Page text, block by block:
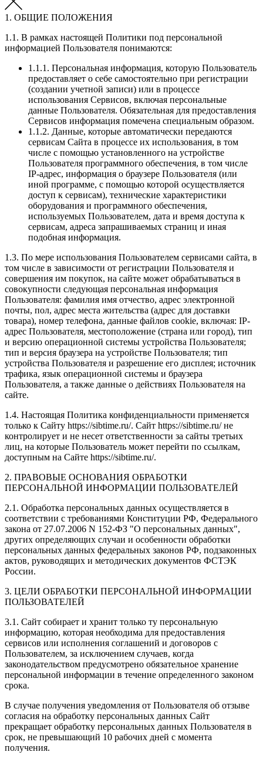
1. ОБЩИЕ ПОЛОЖЕНИЯ
1.1. В рамках настоящей Политики под персональной
информацией Пользователя понимаются:
1.1.1. Персональная информация, которую Пользователь
предоставляет о себе самостоятельно при регистрации
(создании учетной записи) или в процессе
использования Сервисов, включая персональные
данные Пользователя. Обязательная для предоставления
Сервисов информация помечена специальным образом.
1.1.2. Данные, которые автоматически передаются
сервисам Сайта в процессе их использования, в том
числе с помощью установленного на устройстве
Пользователя программного обеспечения, в том числе
IP-адрес, информация о браузере Пользователя (или
иной программе, с помощью которой осуществляется
доступ к сервисам), технические характеристики
оборудования и программного обеспечения,
используемых Пользователем, дата и время доступа к
сервисам, адреса запрашиваемых страниц и иная
подобная информация.
1.3. По мере использования Пользователем сервисами сайта, в
том числе в зависимости от регистрации Пользователя и
совершения им покупок, на сайте может обрабатываться в
совокупности следующая персональная информация
Пользователя: фамилия имя отчество, адрес электронной
почты, пол, адрес места жительства (адрес для доставки
товара), номер телефона, данные файлов cookie, включая: IP-
адрес Пользователя, местоположение (страна или город), тип
и версию операционной системы устройства Пользователя;
тип и версия браузера на устройстве Пользователя; тип
устройства Пользователя и разрешение его дисплея; источник
трафика, язык операционной системы и браузера
Пользователя, а также данные о действиях Пользователя на
сайте.
1.4. Настоящая Политика конфиденциальности применяется
только к Сайту https://sibtime.ru/. Сайт https://sibtime.ru/ не
контролирует и не несет ответственности за сайты третьих
лиц, на которые Пользователь может перейти по ссылкам,
доступным на Сайте https://sibtime.ru/.
2. ПРАВОВЫЕ ОСНОВАНИЯ ОБРАБОТКИ
ПЕРСОНАЛЬНОЙ ИНФОРМАЦИИ ПОЛЬЗОВАТЕЛЕЙ
2.1. Обработка персональных данных осуществляется в
соответствии с требованиями Конституции РФ, Федерального
закона от 27.07.2006 N 152-ФЗ "О персональных данных",
других определяющих случаи и особенности обработки
персональных данных федеральных законов РФ, подзаконных
актов, руководящих и методических документов ФСТЭК
России.
3. ЦЕЛИ ОБРАБОТКИ ПЕРСОНАЛЬНОЙ ИНФОРМАЦИИ
ПОЛЬЗОВАТЕЛЕЙ
3.1. Сайт собирает и хранит только ту персональную
информацию, которая необходима для предоставления
сервисов или исполнения соглашений и договоров с
Пользователем, за исключением случаев, когда
законодательством предусмотрено обязательное хранение
персональной информации в течение определенного законом
срока.
В случае получения уведомления от Пользователя об отзыве
согласия на обработку персональных данных Сайт
прекращает обработку персональных данных Пользователя в
срок, не превышающий 10 рабочих дней с момента
получения.